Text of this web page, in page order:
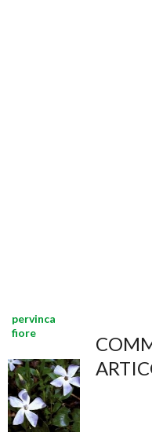
pervinca
fiore